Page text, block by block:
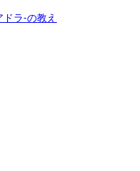
ラ-の教え